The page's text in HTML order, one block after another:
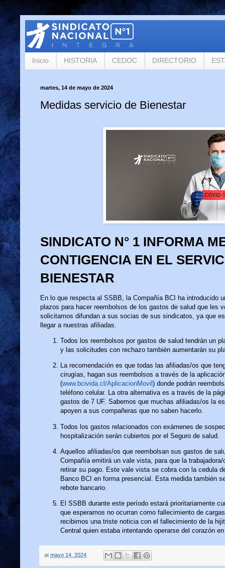
Inicio HISTORIA CEDOC DIRECTORIO
martes, 14 de mayo de 2024
Medidas servicio de Bienestar
SINDICATO N° 1 INFORMA
CONTIGENCIA EN EL
BIENESTAR
En lo que respecta al SSBB, la Compañía BCI ha introducido
plazos para hacer reembolsos de los gastos de salud que les
solicitamos difundan a sus socias de sus sindicatos, ya que
llegar a nuestras afiliadas.
Todos los reembolsos por gastos de salud tendrán un
y las solicitudes con rechazo también aumentarán su
La recomendación es que todas las afiliadas/os que
cirugías, hagan sus reembolsos a través de la
(www.bcivida.cl/AplicacionMovil ) donde podrán
teléfono celular. La otra alternativa es a través de la
gastos de 7 UF. Sabemos que muchas afiliadas/os la
apoyen a sus compañeras que no saben hacerlo.
Todos los gastos relacionados con exámenes de
hospitalización serán cubiertos por el Seguro de salud.
Aquellos afiliadas/os que reembolsan sus gastos de
Compañía emitirá un vale vista, para que la
retirar su pago. Este vale vista se cobra con la cedula
Banco BCI en forma presencial. Esta medida también
rebote bancario.
El SSBB durante este período estará prioritariamente
que esperamos no ocurran como fallecimiento de
recibimos una triste noticia con el fallecimiento de la
Central quien estaba intentando operarse del corazón
at mayo 14, 2024